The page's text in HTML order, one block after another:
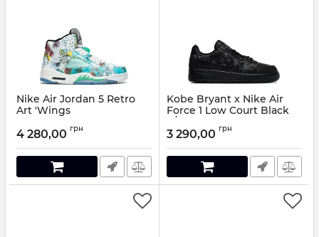
Nike Air Jordan 5 Retro
Art 'Wings
4 280,00 грн
Kobe Bryant x Nike Air
Force 1 Low Court Black
8/24
Артикул: 489055
3 290,00 грн